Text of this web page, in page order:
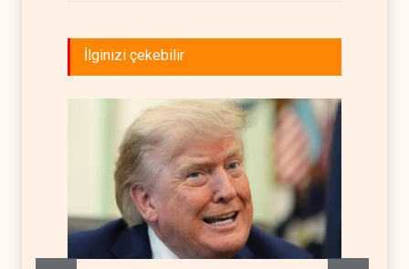
İlginizi çekebilir